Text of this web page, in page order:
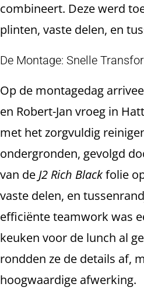
combineert. Deze werd
plinten, vaste delen, en
De Montage: Snelle
Op de montagedag
en Robert-Jan vroeg in
met het zorgvuldig
ondergronden, gevolgd
van de J2 Rich Blackfolie
vaste delen, en
efficiënte teamwork was
keuken voor de lunch al
rondden ze de details af,
hoogwaardige afwerking.